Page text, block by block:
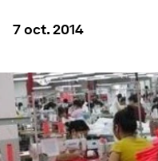
7 oct. 2014